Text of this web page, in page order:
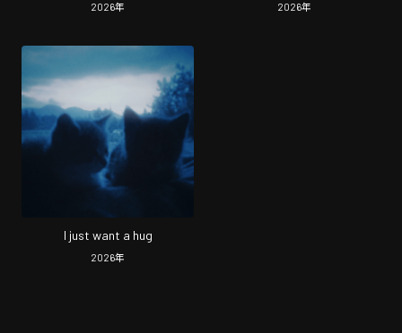
2026年 2026年
I just want a hug
2026年